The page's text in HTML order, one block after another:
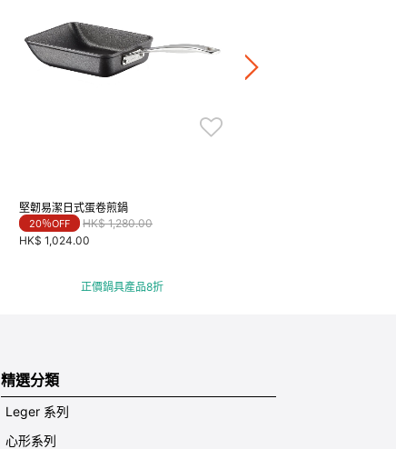
堅韌易潔日式蛋卷煎鍋
20％OFF Price reduced from
HK$ 1,280.00to
HK$ 1,024.00
正價鍋具產品8折
精選分類
Leger 系列
心形系列